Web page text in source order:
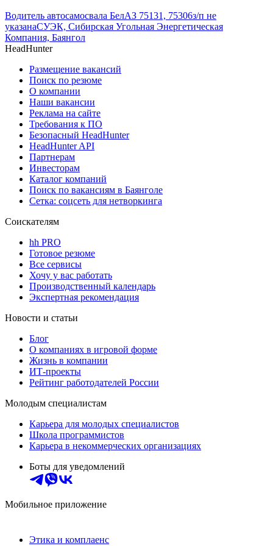
Водитель автосамосвала БелАЗ 75131, 75306з/п не
указанаСУЭК, Сибирская Угольная Энергетическая
Компания, Баянгол
HeadHunter
Размещение вакансий
Поиск по резюме
О компании
Наши вакансии
Реклама на сайте
Требования к ПО
Безопасный HeadHunter
HeadHunter API
Партнерам
Инвесторам
Каталог компаний
Поиск по вакансиям в Баянголе
Сетка: соцсеть для нетворкинга
Соискателям
hh PRO
Готовое резюме
Все сервисы
Хочу у вас работать
Производственный календарь
Экспертная рекомендация
Новости и статьи
Блог
О компаниях в игровой форме
Жизнь в компании
ИТ-проекты
Рейтинг работодателей России
Молодым специалистам
Карьера для молодых специалистов
Школа программистов
Карьера в некоммерческих организациях
Боты для уведомлений
Мобильное приложение
Этика и комплаенс